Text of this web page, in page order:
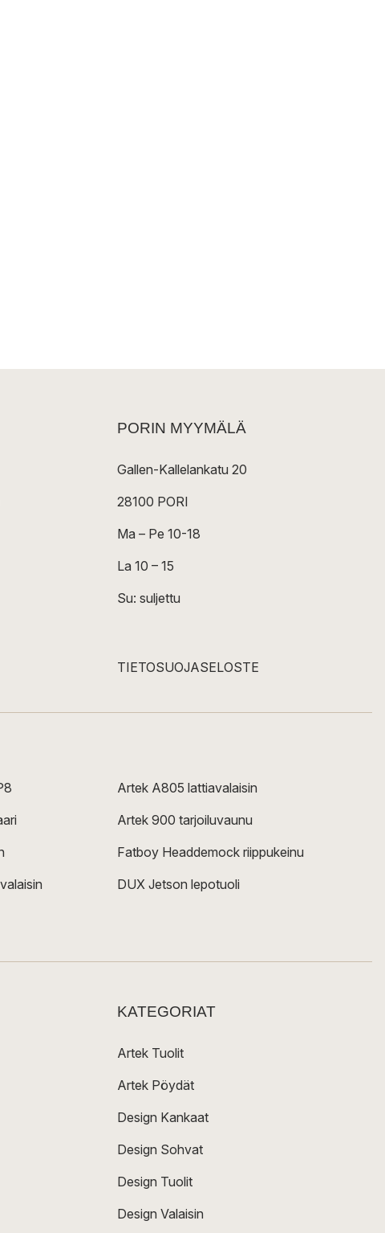
PORIN MYYMÄLÄ
Gallen-Kallelankatu 20
28100 PORI
Ma – Pe 10-18
La 10 – 15
Su: suljettu
TIETOSUOJASELOSTE
Artek A805 lattiavalaisin
Artek 900 tarjoiluvaunu
Fatboy Headdemock riippukeinu
DUX Jetson lepotuoli
KATEGORIAT
Artek Tuolit
Artek Pöydät
Design Kankaat
Design Sohvat
Design Tuolit
Design Valaisin